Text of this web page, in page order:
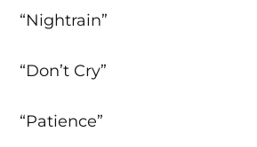
“Nightrain”
“Don’t Cry”
“Patience”